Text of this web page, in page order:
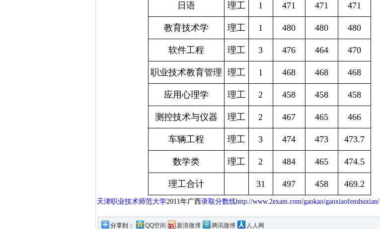
日语 理工 1 471 471 471
教育技术学 理工 1 480 480 480
软件工程 理工 3 476 464 470
职业技术教育管理 理工 1 468 468 468
应用心理学 理工 2 458 458 458
测控技术与仪器 理工 2 467 465 466
车辆工程 理工 3 474 473 473.7
数学类 理工 2 484 465 474.5
理工合计 31 497 458 469.2
天津职业技术师范大学2011年广西录取分数线http://www.2exam.com/gaokao/gaoxiaofenshuxian/
分享到： QQ空间 新浪微博 腾讯微博 人人网